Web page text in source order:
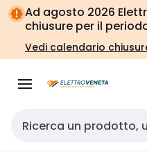
Vai alla
navigazione
Vai
alla
pagina
Ad agosto 2026
chiusure per il
Vedi calendario
Cerca input